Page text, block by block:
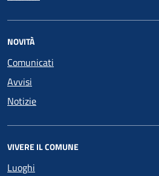
NOVITÀ
Comunicati
Avvisi
Notizie
VIVERE IL COMUNE
Luoghi